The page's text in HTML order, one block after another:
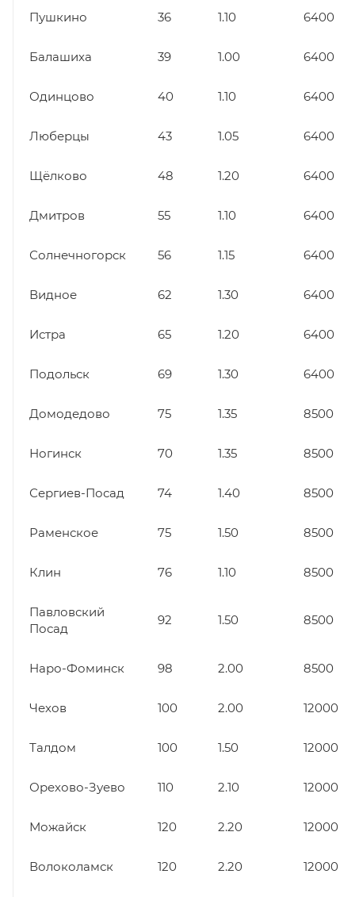
Пушкино 36 1.10 6400
Балашиха 39 1.00 6400
Одинцово 40 1.10 6400
Люберцы 43 1.05 6400
Щёлково 48 1.20 6400
Дмитров 55 1.10 6400
Солнечногорск 56 1.15 6400
Видное 62 1.30 6400
Истра 65 1.20 6400
Подольск 69 1.30 6400
Домодедово 75 1.35 8500
Ногинск 70 1.35 8500
Сергиев-Посад 74 1.40 8500
Раменское 75 1.50 8500
Клин 76 1.10 8500
Павловский
Посад
92 1.50 8500
Наро-Фоминск 98 2.00 8500
Чехов 100 2.00 12000
Талдом 100 1.50 12000
Орехово-Зуево 110 2.10 12000
Можайск 120 2.20 12000
Волоколамск 120 2.20 12000